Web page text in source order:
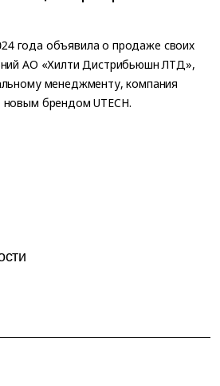
года объявила о продаже своих
АО «Хилти Дистрибьюшн ЛТД»,
менеджменту, компания
брендом UTECH.